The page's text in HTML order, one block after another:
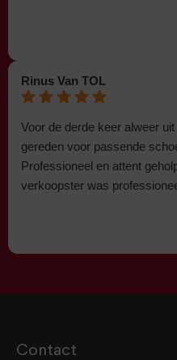
Rinus Van TOL
Voor de derde keer alweer
gereden voor passende
Professioneel en attent
verkoopster was
Contact